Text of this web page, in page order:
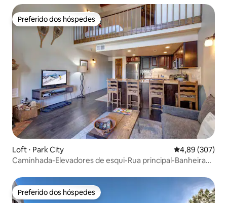
Preferido dos hóspedes
Preferido dos hóspedes
Loft ⋅ Park City 4,89 de uma
4,89 (307)
Caminhada-Elevadores de esqui-Rua principal-Banheira
Preferido dos hóspedes
Preferido dos hóspedes